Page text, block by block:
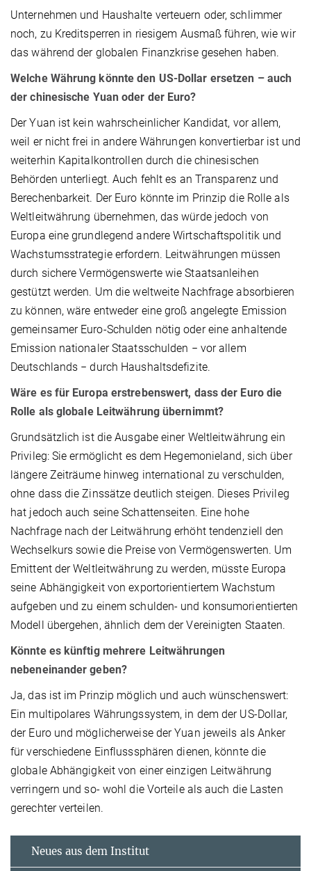
Unternehmen und Haushalte verteuern oder, schlimmer
noch, zu Kreditsperren in riesigem Ausmaß führen, wie wir
das während der globalen Finanzkrise gesehen haben.
Welche Währung könnte den US-Dollar ersetzen – auch
der chinesische Yuan oder der Euro?
Der Yuan ist kein wahrscheinlicher Kandidat, vor allem,
weil er nicht frei in andere Währungen konvertierbar ist und
weiterhin Kapitalkontrollen durch die chinesischen
Behörden unterliegt. Auch fehlt es an Transparenz und
Berechenbarkeit. Der Euro könnte im Prinzip die Rolle als
Weltleitwährung übernehmen, das würde jedoch von
Europa eine grundlegend andere Wirtschaftspolitik und
Wachstumsstrategie erfordern. Leitwährungen müssen
durch sichere Vermögenswerte wie Staatsanleihen
gestützt werden. Um die weltweite Nachfrage absorbieren
zu können, wäre entweder eine groß angelegte Emission
gemeinsamer Euro-Schulden nötig oder eine anhaltende
Emission nationaler Staatsschulden − vor allem
Deutschlands − durch Haushaltsdefizite.
Wäre es für Europa erstrebenswert, dass der Euro die
Rolle als globale Leitwährung übernimmt?
Grundsätzlich ist die Ausgabe einer Weltleitwährung ein
Privileg: Sie ermöglicht es dem Hegemonieland, sich über
längere Zeiträume hinweg international zu verschulden,
ohne dass die Zinssätze deutlich steigen. Dieses Privileg
hat jedoch auch seine Schattenseiten. Eine hohe
Nachfrage nach der Leitwährung erhöht tendenziell den
Wechselkurs sowie die Preise von Vermögenswerten. Um
Emittent der Weltleitwährung zu werden, müsste Europa
seine Abhängigkeit von exportorientiertem Wachstum
aufgeben und zu einem schulden- und konsumorientierten
Modell übergehen, ähnlich dem der Vereinigten Staaten.
Könnte es künftig mehrere Leitwährungen
nebeneinander geben?
Ja, das ist im Prinzip möglich und auch wünschenswert:
Ein multipolares Währungssystem, in dem der US-Dollar,
der Euro und möglicherweise der Yuan jeweils als Anker
für verschiedene Einflusssphären dienen, könnte die
globale Abhängigkeit von einer einzigen Leitwährung
verringern und so- wohl die Vorteile als auch die Lasten
gerechter verteilen.
Neues aus dem Institut